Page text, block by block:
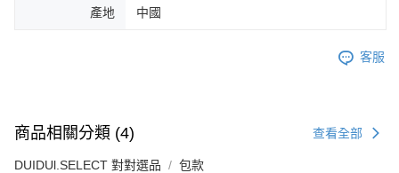
產地 中國
客服
商品相關分類 (4) 查看全部
DUIDUl.SELECT 對對選品 包款